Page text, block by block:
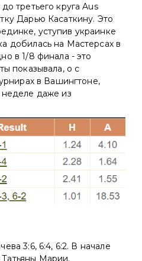
третьего круга Aus
Дарью Касаткину. Это
уступив украинке
добилась на Мастерсах в
в 1/8 финала - это
показывала, о с
в Вашингтоне,
даже из
3:6, 6:4, 6:2. В начале
Марии.